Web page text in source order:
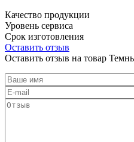
Качество продукции
Уровень сервиса
Срок изготовления
Оставить отзыв
Оставить отзыв на товар